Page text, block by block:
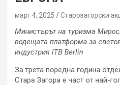
март 4, 2025 Старозагорски
Министърът на туризма
водещата платформа за
индустрия ITB Berlin
За трета поредна година
Стара Загора е част от най-